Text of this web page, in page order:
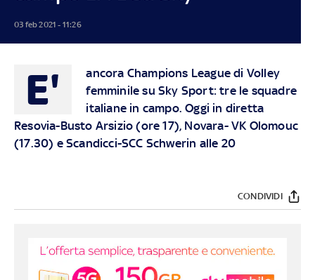
03 feb 2021 - 11:26
E'
ancora Champions League di Volley
femminile su Sky Sport: tre le squadre
italiane in campo. Oggi in diretta
Resovia-Busto Arsizio (ore 17), Novara- VK Olomouc
(17.30) e Scandicci-SCC Schwerin alle 20
CONDIVIDI